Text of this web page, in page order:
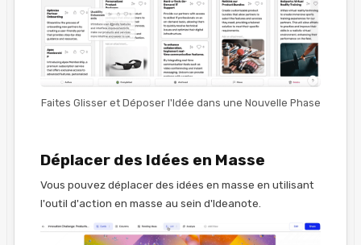
Faites Glisser et Déposer l'Idée dans une Nouvelle Phase
Déplacer des Idées en Masse
Vous pouvez déplacer des idées en masse en utilisant
l'outil d'action en masse au sein d'Ideanote.